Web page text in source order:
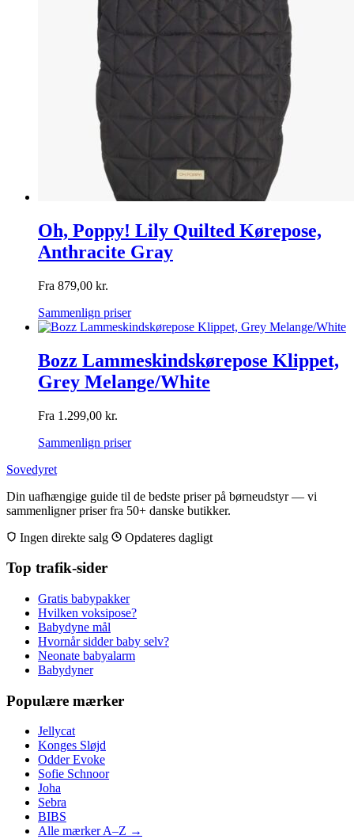
Oh, Poppy! Lily Quilted Kørepose,
Anthracite Gray
Fra 879,00 kr.
Sammenlign priser
Bozz Lammeskindskørepose Klippet,
Grey Melange/White
Fra 1.299,00 kr.
Sammenlign priser
Sovedyret
Din uafhængige guide til de bedste priser på børneudstyr — vi
sammenligner priser fra 50+ danske butikker.
Ingen direkte salg
Opdateres dagligt
Top trafik-sider
Gratis babypakker
Hvilken voksipose?
Babydyne mål
Hvornår sidder baby selv?
Neonate babyalarm
Babydyner
Populære mærker
Jellycat
Konges Sløjd
Odder Evoke
Sofie Schnoor
Joha
Sebra
BIBS
Alle mærker A–Z →